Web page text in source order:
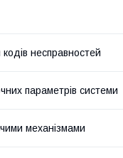
несправностей
параметрів системи
механізмами